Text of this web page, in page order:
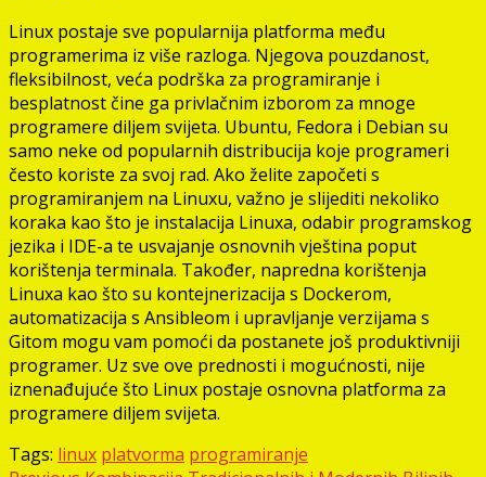
Linux postaje sve popularnija platforma među
programerima iz više razloga. Njegova pouzdanost,
fleksibilnost, veća podrška za programiranje i
besplatnost čine ga privlačnim izborom za mnoge
programere diljem svijeta. Ubuntu, Fedora i Debian su
samo neke od popularnih distribucija koje programeri
često koriste za svoj rad. Ako želite započeti s
programiranjem na Linuxu, važno je slijediti nekoliko
koraka kao što je instalacija Linuxa, odabir programskog
jezika i IDE-a te usvajanje osnovnih vještina poput
korištenja terminala. Također, napredna korištenja
Linuxa kao što su kontejnerizacija s Dockerom,
automatizacija s Ansibleom i upravljanje verzijama s
Gitom mogu vam pomoći da postanete još produktivniji
programer. Uz sve ove prednosti i mogućnosti, nije
iznenađujuće što Linux postaje osnovna platforma za
programere diljem svijeta.
Tags: linux platvorma programiranje